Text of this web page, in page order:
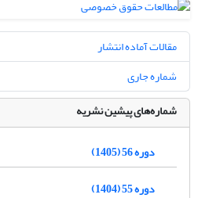
مقالات آماده انتشار
شماره جاری
شماره‌های پیشین نشریه
دوره 56 (1405)
دوره 55 (1404)